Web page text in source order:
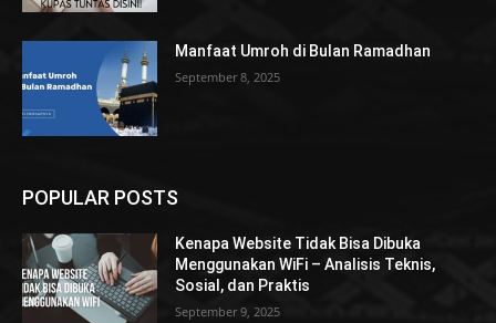
Manfaat Umroh di Bulan Ramadhan
September 8, 2025
POPULAR POSTS
Kenapa Website Tidak Bisa Dibuka
Menggunakan WiFi – Analisis Teknis,
Sosial, dan Praktis
September 9, 2025